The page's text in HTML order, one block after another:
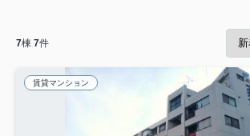
7棟 7件
賃貸マンション